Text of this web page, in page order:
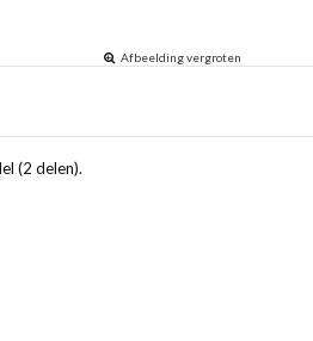
Afbeelding vergroten
(2 delen).